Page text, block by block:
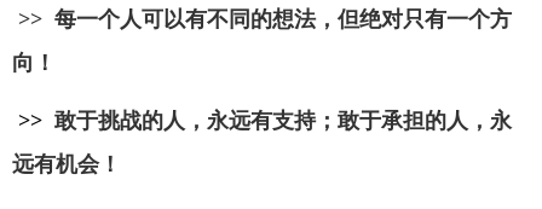
>> 每一个人可以有不同的想法，但绝对只有一个方
向！
>> 敢于挑战的人，永远有支持；敢于承担的人，永
远有机会！